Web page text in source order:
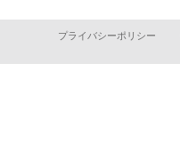
プライバシーポリシー